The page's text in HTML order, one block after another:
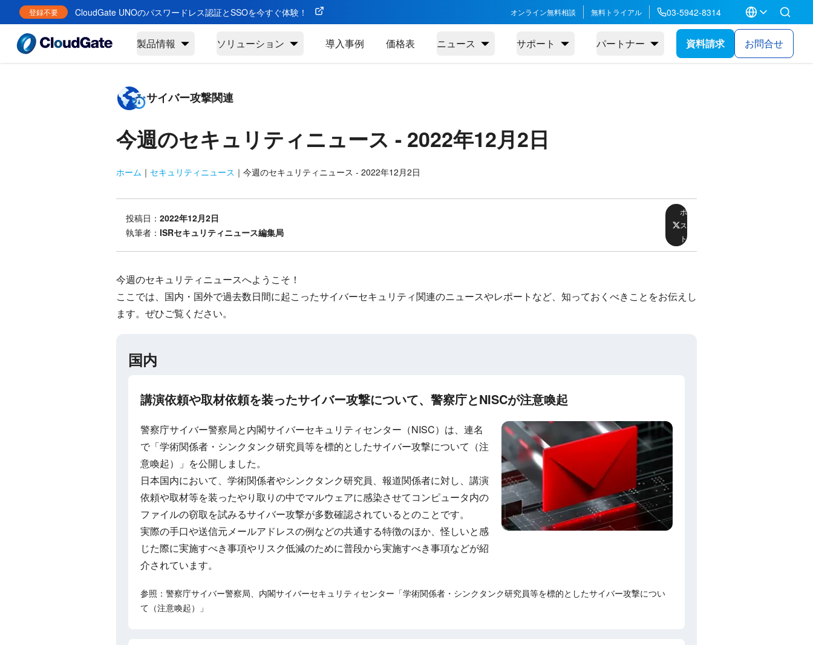
登録不要 CloudGate UNOのパスワードレス認証とSSOを今すぐ体験！ オンライン無料相談 無料トライアル 03-5942-8314
製品情報 ソリューション 導入事例 価格表 ニュース サポート パートナー 資料請求 お問合せ
サイバー攻撃関連
今週のセキュリティニュース - 2022年12月2日
ホーム ｜ セキュリティニュース ｜ 今週のセキュリティニュース - 2022年12月2日
投稿日： 2022年12月2日
執筆者： ISRセキュリティニュース編集局
ポ
ス
ト
今週のセキュリティニュースへようこそ！
ここでは、国内・国外で過去数日間に起こったサイバーセキュリティ関連のニュースやレポートなど、知っておくべきことをお伝えし
ます。ぜひご覧ください。
国内
講演依頼や取材依頼を装ったサイバー攻撃について、警察庁とNISCが注意喚起
警察庁サイバー警察局と内閣サイバーセキュリティセンター（NISC）は、連名
で「学術関係者・シンクタンク研究員等を標的としたサイバー攻撃について（注
意喚起）」を公開しました。
日本国内において、学術関係者やシンクタンク研究員、報道関係者に対し、講演
依頼や取材等を装ったやり取りの中でマルウェアに感染させてコンピュータ内の
ファイルの窃取を試みるサイバー攻撃が多数確認されているとのことです。
実際の手口や送信元メールアドレスの例などの共通する特徴のほか、怪しいと感
じた際に実施すべき事項やリスク低減のために普段から実施すべき事項などが紹
介されています。
参照：警察庁サイバー警察局、内閣サイバーセキュリティセンター「学術関係者・シンクタンク研究員等を標的としたサイバー攻撃につい
て（注意喚起）」